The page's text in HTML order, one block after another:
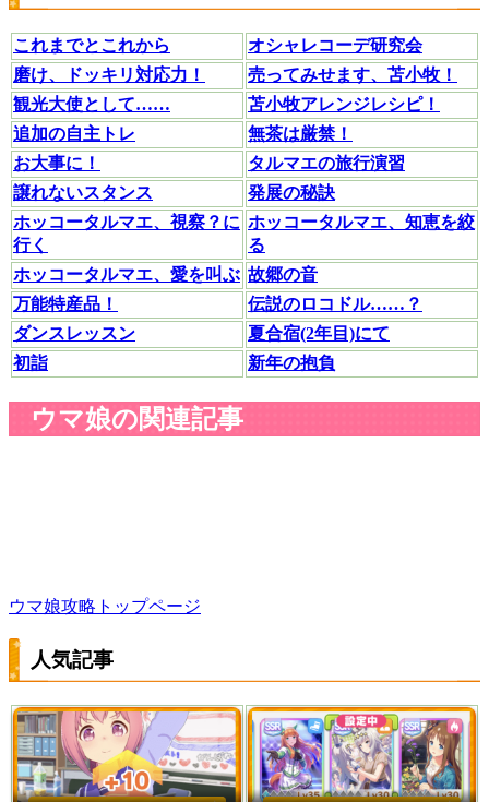
これまでとこれから
オシャレコーデ研究会
磨け、ドッキリ対応力！
売ってみせます、苫小牧！
観光大使として……
苫小牧アレンジレシピ！
追加の自主トレ
無茶は厳禁！
お大事に！
タルマエの旅行演習
譲れないスタンス
発展の秘訣
ホッコータルマエ、視察？に
行く
ホッコータルマエ、知恵を絞
る
ホッコータルマエ、愛を叫ぶ 故郷の音
万能特産品！
伝説のロコドル……？
ダンスレッスン
夏合宿(2年目)にて
初詣
新年の抱負
ウマ娘の関連記事
ウマ娘攻略トップページ
人気記事